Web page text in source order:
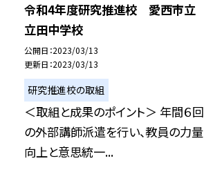
令和4年度研究推進校 愛西市立
立田中学校
公開日 2023/03/13
更新日 2023/03/13
研究推進校の取組
＜取組と成果のポイント＞ 年間６回
の外部講師派遣を行い、教員の力量
向上と意思統一...